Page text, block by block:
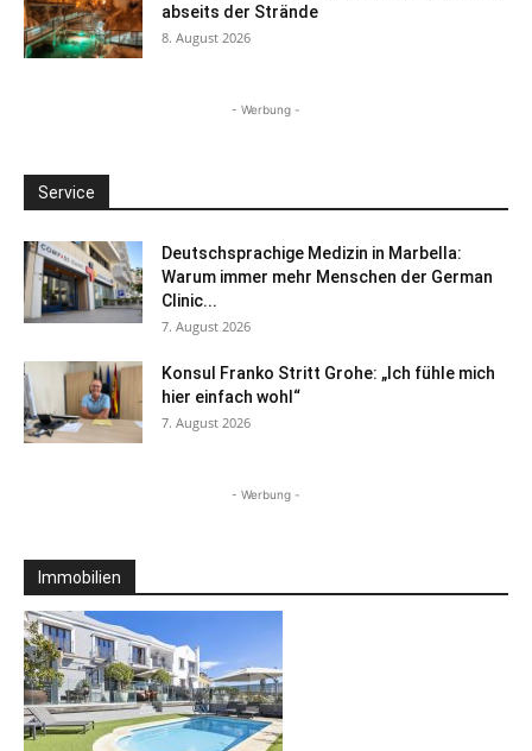
abseits der Strände
8. August 2026
- Werbung -
Service
Deutschsprachige Medizin in Marbella:
Warum immer mehr Menschen der German
Clinic...
7. August 2026
Konsul Franko Stritt Grohe: „Ich fühle mich
hier einfach wohl“
7. August 2026
- Werbung -
Immobilien